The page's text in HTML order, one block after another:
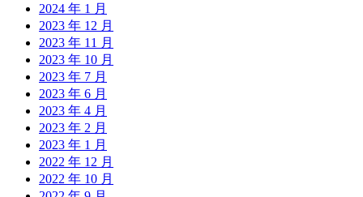
2024 年 1 月
2023 年 12 月
2023 年 11 月
2023 年 10 月
2023 年 7 月
2023 年 6 月
2023 年 4 月
2023 年 2 月
2023 年 1 月
2022 年 12 月
2022 年 10 月